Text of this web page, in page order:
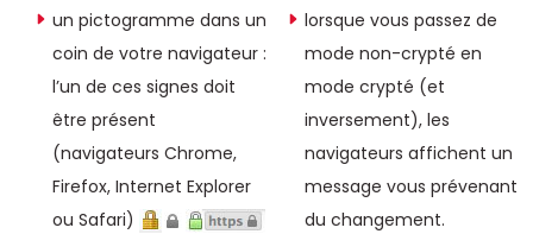
un pictogramme dans un
coin de votre navigateur :
l’un de ces signes doit
être présent
(navigateurs Chrome,
Firefox, Internet Explorer
ou Safari)
lorsque vous passez de
mode non-crypté en
mode crypté (et
inversement), les
navigateurs affichent un
message vous prévenant
du changement.